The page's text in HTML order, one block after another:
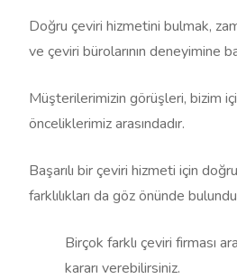
Doğru çeviri hizmetini bulmak,
ve çeviri bürolarının deneyimine
Müşterilerimizin görüşleri, bizim
önceliklerimiz arasındadır.
Başarılı bir çeviri hizmeti için
farklılıkları da göz önünde
Birçok farklı çeviri firması
kararı verebilirsiniz.